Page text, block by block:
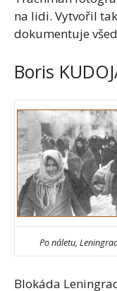
na lidi. Vytvořil
dokumentuje
Boris
Po náletu,
Blokáda